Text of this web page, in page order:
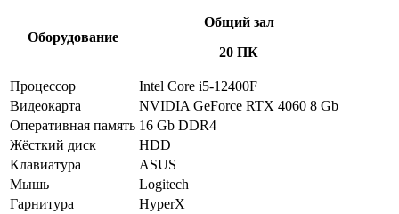
Оборудование
Общий зал
20 ПК
Процессор
Intel Core i5-12400F
Видеокарта
NVIDIA GeForce RTX 4060 8 Gb
Оперативная память 16 Gb DDR4
Жёсткий диск
HDD
Клавиатура
ASUS
Мышь
Logitech
Гарнитура
HyperX